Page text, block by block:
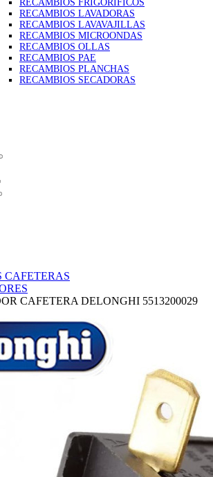
RECAMBIOS FRIGORIFICOS
RECAMBIOS LAVADORAS
RECAMBIOS LAVAVAJILLAS
RECAMBIOS MICROONDAS
RECAMBIOS OLLAS
RECAMBIOS PAE
RECAMBIOS PLANCHAS
RECAMBIOS SECADORAS
CAFETERAS
CAFETERA DELONGHI 5513200029